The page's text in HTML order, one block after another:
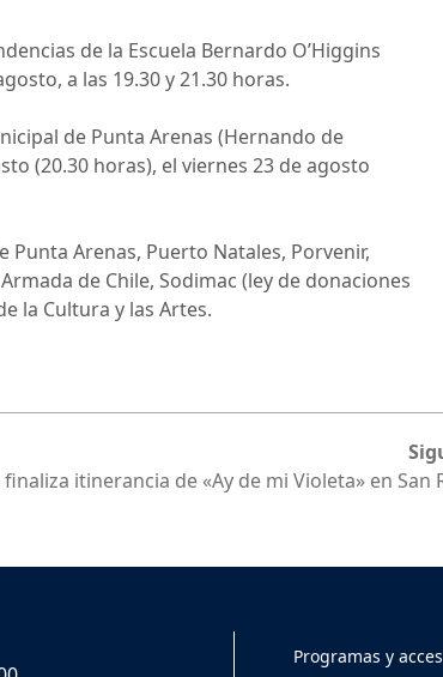
de la Escuela Bernardo O’Higgins
a las 19.30 y 21.30 horas.
de Punta Arenas (Hernando de
(20.30 horas), el viernes 23 de agosto
Arenas, Puerto Natales, Porvenir,
de Chile, Sodimac (ley de donaciones
la Cultura y las Artes.
itinerancia de «Ay de mi Violeta» en San
Programas y